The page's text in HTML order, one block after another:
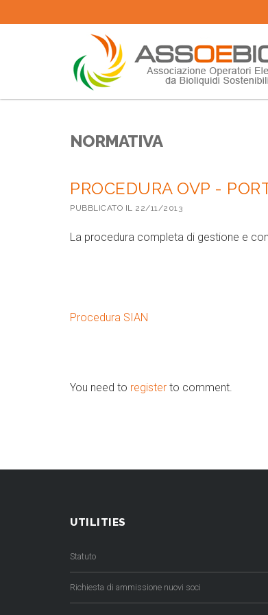
NORMATIVA
PROCEDURA OVP -
PUBBLICATO IL 22/11/2013
La procedura completa di gestione e
Procedura SIAN
You need to register to comment.
UTILITIES
Statuto
Richiesta di ammissione nuovi soci